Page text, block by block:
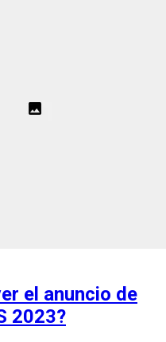
el anuncio de
2023?